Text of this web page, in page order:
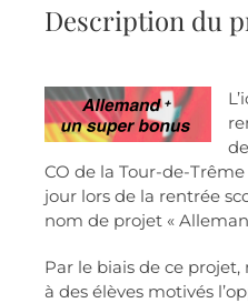
Description du
CO de la Tour-de-
jour lors de la rentrée
nom de projet «
Par le biais de ce
à des élèves motivés